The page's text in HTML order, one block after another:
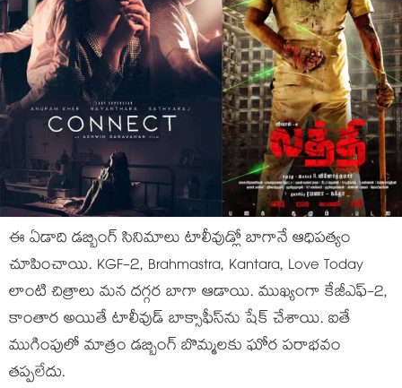
ఈ ఏడాది డబ్బింగ్ సినిమాలు టాలీవుడ్లో బాగానే ఆధిపత్యం
చూపించాయి. KGF-2, Brahmastra, Kantara, Love Today
లాంటి చిత్రాలు మన దగ్గర బాగా ఆడాయి. ముఖ్యంగా కేజీఎఫ్-2,
కాంతార అయితే టాలీవుడ్ బాక్సాఫీస్‌ను షేక్ చేశాయి. ఐతే
ముగింపులో మాత్రం డబ్బింగ్ బొమ్మలకు ఘోర పరాభవం
తప్పలేదు.